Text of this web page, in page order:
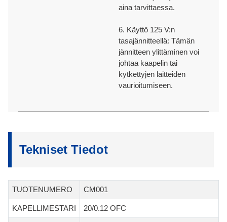
aina tarvittaessa.
6. Käyttö 125 V:n
tasajännitteellä: Tämän
jännitteen ylittäminen voi
johtaa kaapelin tai
kytkettyjen laitteiden
vaurioitumiseen.
Tekniset Tiedot
TUOTENUMERO CM001
KAPELLIMESTARI 20/0.12 OFC